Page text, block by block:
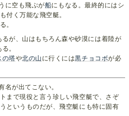
に空も飛ぶが船にもなる。最終的にはシ
付く万能な飛空艇。
。
が、山はもちろん森や砂漠には着陸が
。
の塔や北の山 に行くには黒チョコボが必
名が出てこない。
まで現役と言う珍しい飛空艇で、さぞ
というものだが、飛空艇にも特に固有